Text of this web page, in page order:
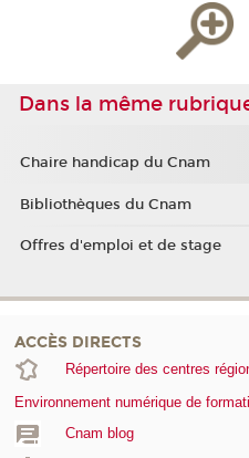
Dans la même
Chaire handicap du Cnam
Bibliothèques du Cnam
Offres d'emploi et de stage
ACCÈS DIRECTS
Répertoire des centres
Environnement numérique de
Cnam blog